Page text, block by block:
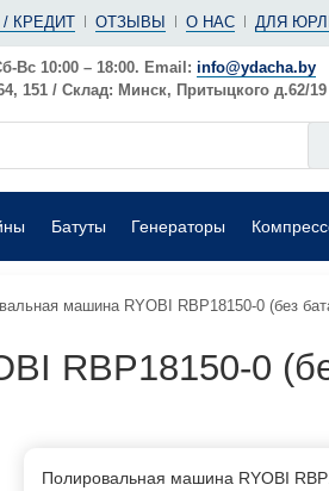
КРЕДИТ ОТЗЫВЫ О НАС ДЛЯ
Вс 10:00 – 18:00. Email: info@ydacha.by
151 / Склад: Минск, Притыцкого д.62/19
давления
Батуты Генераторы
машина RYOBI RBP18150-0 (без
RBP18150-0
Полировальная машина RYOBI